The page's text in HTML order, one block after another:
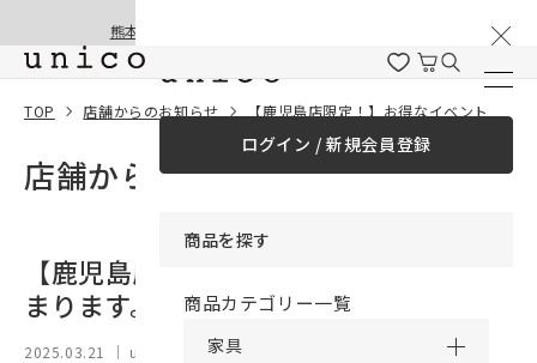
熊本地震の影響による配送遅延と停止について
ログイン / 新規会員登録
商品を探す
商品カテゴリー一覧
家具
TOP 店舗からのお知らせ 【鹿児島店限定！】お得なイベントが始まります。
店舗からのお知らせ
【鹿児島店限定！】お得なイベントが始
まります。
2025.03.21 ｜ unico 鹿児島